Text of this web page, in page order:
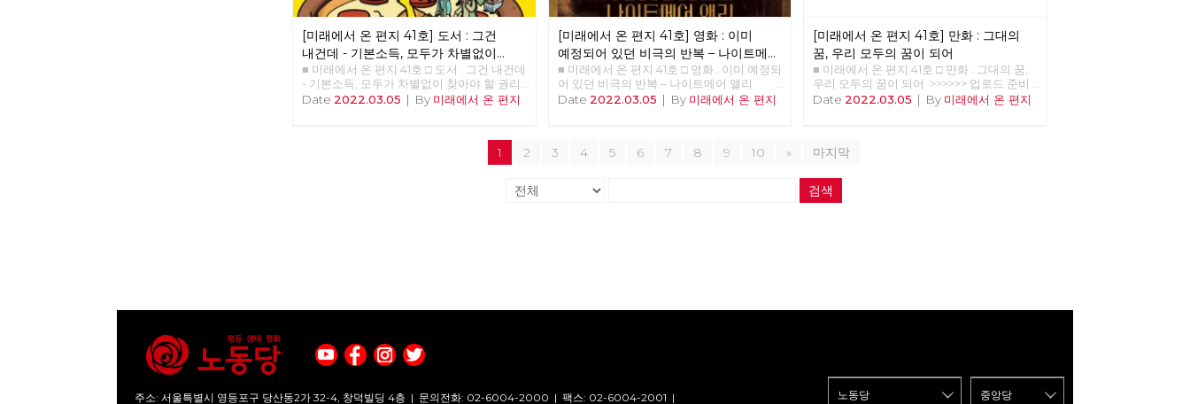
[미래에서 온 편지 41호] 도서 : 그건
내건데 - 기본소득, 모두가 차별없이
찾아야 할 권리
■ 미래에서 온 편지 41호 □ 도서 : 그건 내건데
- 기본소득, 모두가 차별없이 찾아야 할 권리
>>>>>> 업로드 준비중 <<<<<<
Date 2022.03.05 | By 미래에서 온 편지
[미래에서 온 편지 41호] 영화 : 이미
예정되어 있던 비극의 반복 – 나이트메어
앨리
■ 미래에서 온 편지 41호 □ 영화 : 이미 예정되
어 있던 비극의 반복 – 나이트메어 앨리
>>>>>> 업로드 준비중 <<<<<<
Date 2022.03.05 | By 미래에서 온 편지
[미래에서 온 편지 41호] 만화 : 그대의
꿈, 우리 모두의 꿈이 되어
■ 미래에서 온 편지 41호 □ 만화 : 그대의 꿈,
우리 모두의 꿈이 되어 >>>>>> 업로드 준비
중 <<<<<<
Date 2022.03.05 | By 미래에서 온 편지
1 2 3 4 5 6 7 8 9 10 » 마지막
검색
주소: 서울특별시 영등포구 당산동2가 32-4, 창덕빌딩 4층 | 문의전화: 02-6004-2000 | 팩스: 02-6004-2001 |